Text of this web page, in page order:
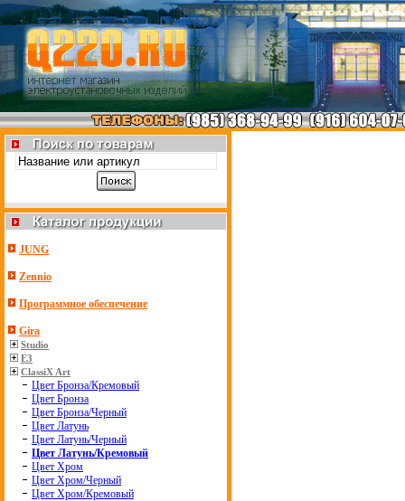
JUNG
Zennio
Программное обеспечение
Gira
Studio
E3
ClassiX Art
Цвет Бронза/Кремовый
Цвет Бронза
Цвет Бронза/Черный
Цвет Латунь
Цвет Латунь/Черный
Цвет Латунь/Кремовый
Цвет Хром
Цвет Хром/Черный
Цвет Хром/Кремовый